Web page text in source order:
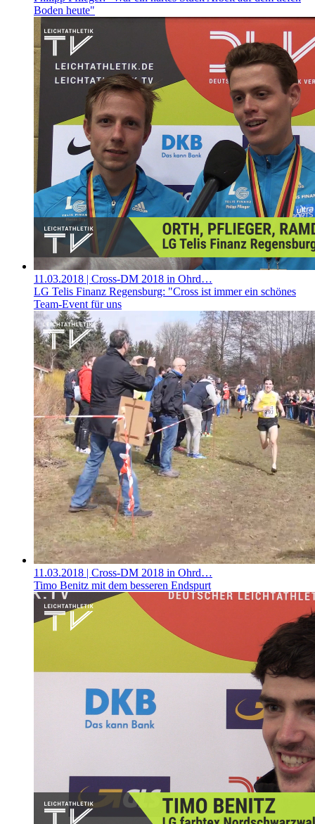
Boden heute"
11.03.2018 | Cross-DM 2018 in Ohrd…
LG Telis Finanz Regensburg: "Cross ist immer ein schönes
Team-Event für uns
11.03.2018 | Cross-DM 2018 in Ohrd…
Timo Benitz mit dem besseren Endspurt